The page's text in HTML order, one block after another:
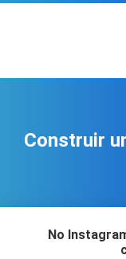
Construir
No